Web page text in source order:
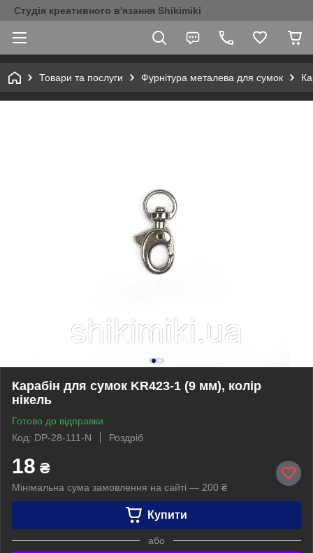
Студія креативного в'язання Shikimiki
Товари та послуги Фурнітура металева для сумок
Карабін для сумок KR423-1 (9 мм), колір
нікель
Готово до відправки
Код: DP-28-111-N
Роздріб
18 ₴
Мінімальна сума замовлення на сайті — 200 ₴
Купити
або